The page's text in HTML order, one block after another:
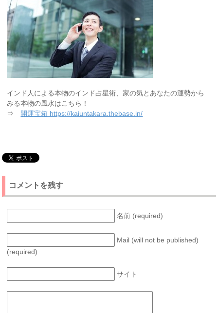
インド人による本物のインド占星術、家の気とあなたの運勢から
みる本物の風水はこちら！
⇒ 開運宝箱 https://kaiuntakara.thebase.in/
コメントを残す
名前 (required)
Mail (will not be published)
(required)
サイト